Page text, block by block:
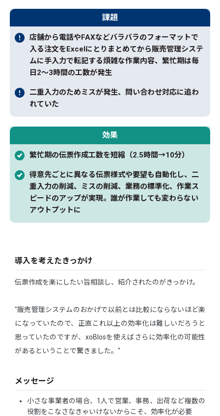
課題
店舗から電話やFAXなどバラバラのフォーマットで
入る注文をExcelにとりまとめてから販売管理システ
ムに手入力で転記する煩雑な作業内容、繁忙期は毎
日2～3時間の工数が発生
二重入力のためミスが発生、問い合わせ対応に追わ
れていた
効果
繁忙期の伝票作成工数を短縮（2.5時間→10分）
得意先ごとに異なる伝票様式や要望も自動化し、二
重入力の削減、ミスの削減、業務の標準化、作業ス
ピードのアップが実現。誰が作業しても変わらない
アウトプットに
導入を考えたきっかけ
伝票作成を楽にしたい旨相談し、紹介されたのがきっかけ。
"販売管理システムのおかげで以前とは比較にならないほど楽
になっていたので、正直これ以上の効率化は難しいだろうと
思っていたのですが、xoBlosを使えばさらに効率化の可能性
があるということで驚きました。"
メッセージ
小さな事業者の場合、1人で営業、事務、出荷など複数の
役割をこなさなきゃいけないからこそ、効率化が必要